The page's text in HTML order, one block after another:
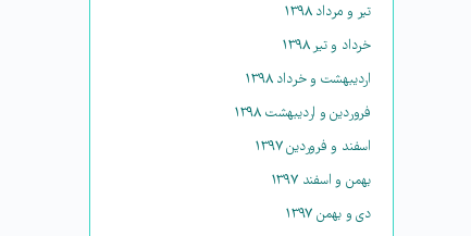
تیر و مرداد ۱۳۹۸
خرداد و تیر ۱۳۹۸
اردیبهشت و خرداد ۱۳۹۸
فروردین و اردیبهشت ۱۳۹۸
اسفند و فروردین ۱۳۹۷
بهمن و اسفند ۱۳۹۷
دی و بهمن ۱۳۹۷